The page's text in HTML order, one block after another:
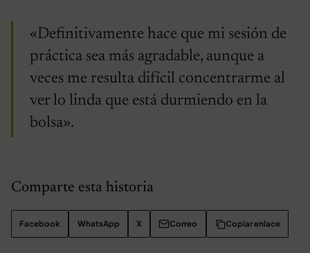
«Definitivamente hace que mi sesión de
práctica sea más agradable, aunque a
veces me resulta difícil concentrarme al
ver lo linda que está durmiendo en la
bolsa».
Comparte esta historia
Facebook WhatsApp X Correo Copiar enlace